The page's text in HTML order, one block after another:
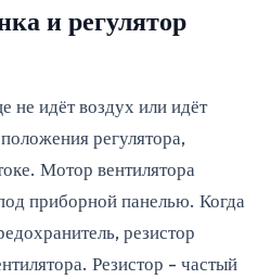
и регулятор
не идёт воздух или идёт
регулятора,
Мотор вентилятора
приборной панелью. Когда
резистор
Резистор - частый